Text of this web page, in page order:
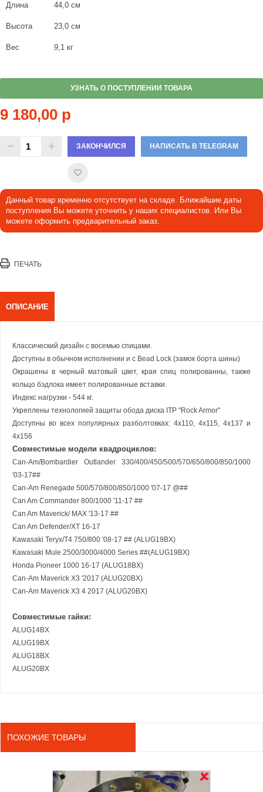
Длина 44,0 см
Высота 23,0 см
Вес 9,1 кг
УЗНАТЬ О ПОСТУПЛЕНИИ ТОВАРА
9 180,00 р
ЗАКОНЧИЛСЯ НАПИСАТЬ В TELEGRAM
Данный товар временно отсутствует на складе. Ближайшие даты
поступления Вы можете уточнить у наших специалистов. Или Вы
можете оформить предварительный заказ.
ПЕЧАТЬ
ОПИСАНИЕ
Классический дизайн с восемью спицами.
Доступны в обычном исполнении и с Bead Lock (замок борта шины)
Окрашены в черный матовый цвет, края спиц полированны, также
кольцо бэдлока имеет полированные вставки.
Индекс нагрузки - 544 кг.
Укреплены технологией защиты обода диска ITP "Rock Armor"
Доступны во всех популярных разболтовках: 4x110, 4x115, 4x137 и
4x156
Совместимые модели квадроциклов:
Can-Am/Bombardier Outlander 330/400/450/500/570/650/800/850/1000
'03-17##
Can-Am Renegade 500/570/800/850/1000 '07-17 @##
Can Am Commander 800/1000 '11-17 ##
Can Am Maverick/ MAX '13-17 ##
Can Am Defender/XT 16-17
Kawasaki Teryx/T4 750/800 '08-17 ## (ALUG19BX)
Kawasaki Mule 2500/3000/4000 Series ##(ALUG19BX)
Honda Pioneer 1000 16-17 (ALUG18BX)
Can-Am Maverick X3 '2017 (ALUG20BX)
Can-Am Maverick X3 4 2017 (ALUG20BX)
Совместимые гайки:
ALUG14BX
ALUG19BX
ALUG18BX
ALUG20BX
ПОХОЖИЕ ТОВАРЫ